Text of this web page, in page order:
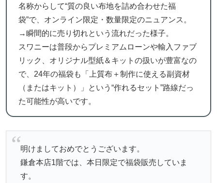
名称からして“質の良い布地を詰め合わせた福
袋”で、オンライン限定・数量限定のニュアンス。
→瞬間的に売り切れという流れだった様子。
スワニーは普段からプレミアムローンや輸入ファブ
リック、オリジナル型紙＆キットの扱いが豊富なの
で、24年の福袋も「上質布＋制作に使える副資材
（またはキット）」という“作れるセット”路線だっ
た可能性が高いです。
明けましておめでとうございます。
鎌倉本店1階では、本日限定で福袋販売していま
す。